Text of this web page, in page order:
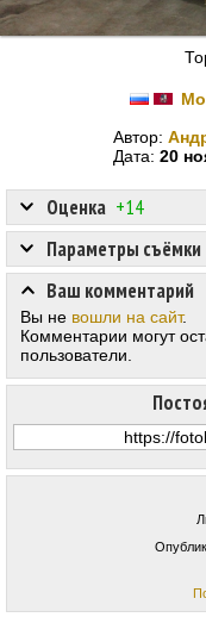
Автор:
Дата: 20
Оценка +14
Параметры съёмки
Ваш комментарий
Вы не вошли на сайт.
Комментарии могут
пользователи.